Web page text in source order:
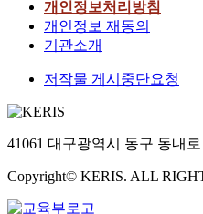
개인정보처리방침
개인정보 재동의
기관소개
저작물 게시중단요청
41061 대구광역시 동구 동내
Copyright© KERIS. ALL